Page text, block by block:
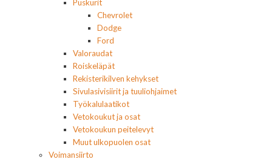
Puskurit
Chevrolet
Dodge
Ford
Valoraudat
Roiskeläpät
Rekisterikilven kehykset
Sivulasivisiirit ja tuuliohjaimet
Työkalulaatikot
Vetokoukut ja osat
Vetokoukun peitelevyt
Muut ulkopuolen osat
Voimansiirto